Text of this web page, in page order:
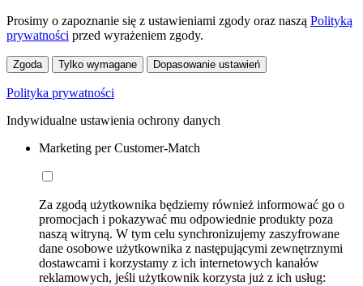
Prosimy o zapoznanie się z ustawieniami zgody oraz naszą Polityką
prywatności przed wyrażeniem zgody.
Zgoda Tylko wymagane Dopasowanie ustawień
Polityka prywatności
Indywidualne ustawienia ochrony danych
Marketing per Customer-Match
Za zgodą użytkownika będziemy również informować go o
promocjach i pokazywać mu odpowiednie produkty poza
naszą witryną. W tym celu synchronizujemy zaszyfrowane
dane osobowe użytkownika z następującymi zewnętrznymi
dostawcami i korzystamy z ich internetowych kanałów
reklamowych, jeśli użytkownik korzysta już z ich usług: